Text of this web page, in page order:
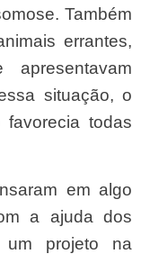
Também
errantes,
situação, o
todas
a ajuda dos
um projeto na